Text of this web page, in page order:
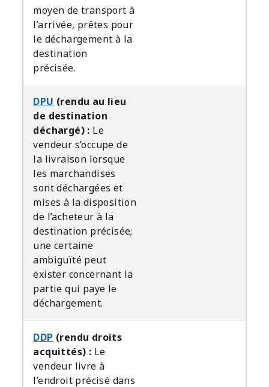
moyen de transport à
l’arrivée, prêtes pour
le déchargement à la
destination
précisée.
DPU (rendu au lieu
de destination
déchargé) : Le
vendeur s’occupe de
la livraison lorsque
les marchandises
sont déchargées et
mises à la disposition
de l’acheteur à la
destination précisée;
une certaine
ambiguïté peut
exister concernant la
partie qui paye le
déchargement.
DDP (rendu droits
acquittés) : Le
vendeur livre à
l’endroit précisé dans